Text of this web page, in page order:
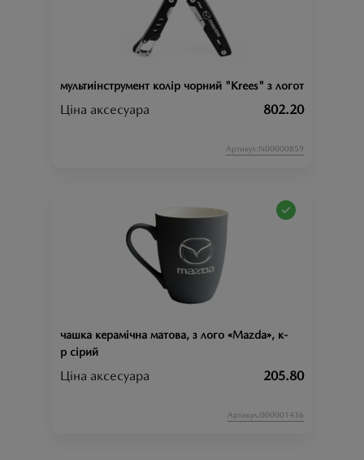
мультиінструмент колір чорний "Krees" з логотипом
Ціна аксесуара 802.20
Артикул:N00000859
чашка керамічна матова, з лого «Mazda», к-
р сірий
Ціна аксесуара 205.80
Артикул:000001436